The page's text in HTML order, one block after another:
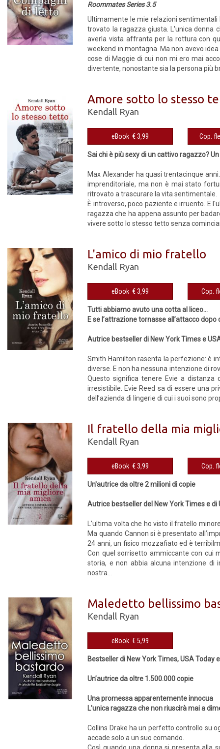
Roommates Series 3.5
Ultimamente le mie relazioni sentimentali
trovato la ragazza giusta. L'unica donna
averla vista affranta per la rottura con
weekend in montagna. Ma non avevo
cose di Maggie di cui non mi ero mai
divertente, nonostante sia la persona più
Amore sotto lo stesso
Kendall Ryan
eBook € 3,99
Sai chi è più sexy di un cattivo ragazzo?
Max Alexander ha quasi trentacinque
imprenditoriale, ma non è mai stato
ritrovato a trascurare la vita sentimentale.
È introverso, poco paziente e irruento. E
ragazza che ha appena assunto per
vivere sotto lo stesso tetto senza
L'amico di mio fratello
Kendall Ryan
eBook € 3,99
Tutti abbiamo avuto una cotta al liceo…
E se l’attrazione tornasse all’attacco dopo
Autrice bestseller di New York Times e
Smith Hamilton rasenta la perfezione: è
diverse. E non ha nessuna intenzione di
Questo significa tenere Evie a
irresistibile. Evie Reed sa di essere una
dell’azienda di lingerie di cui i suoi sono
Il fratello della mia
Kendall Ryan
eBook € 3,99
Un'autrice da oltre 2 milioni di copie
Autrice bestseller del New York Times e di
L’ultima volta che ho visto il fratello
Ma quando Cannon si è presentato
24 anni, un fisico mozzafiato ed è
Con quel sorrisetto ammiccante con cui
storia, e non abbia alcuna intenzione di
nostra...
Maledetto bellissimo
Kendall Ryan
eBook € 5,99
Bestseller di New York Times, USA Today
Un’autrice da oltre 1.500.000 copie
Una promessa apparentemente innocua
L'unica ragazza che non riuscirà mai a
Collins Drake ha un perfetto controllo su
accade solo a un suo comando.